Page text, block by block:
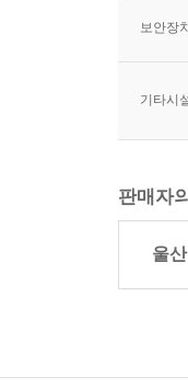
보안장치
기타시
판매자
울